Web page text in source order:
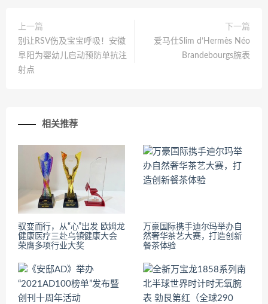
上一篇
别让RSV伤及宝宝呼吸！安徽
阜阳为婴幼儿启动预防单抗注
射点
下一篇
爱马仕Slim d’Hermès Néo
Brandebourgs腕表
相关推荐
驭变而行，从“心”出发 欧姆龙
健康医疗三赴乌镇健康大会
荣膺多项行业大奖
万豪国际携手迪尔玛举办自
然奢华茶艺大赛，打造创新
餐茶体验